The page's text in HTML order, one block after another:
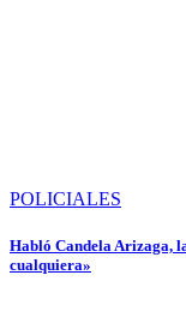
POLICIALES
Habló Candela Arizaga,
cualquiera»